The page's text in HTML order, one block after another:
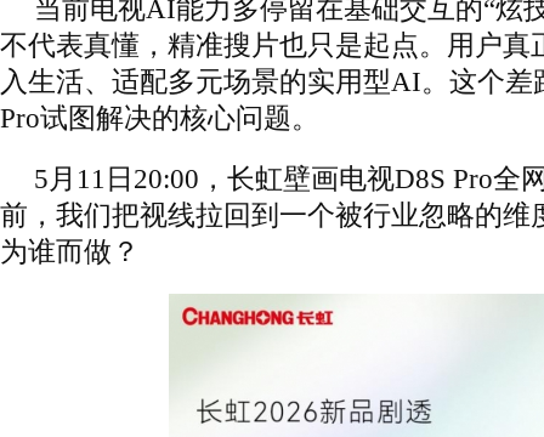
当前电视AI能力多停留在基础交互的“
不代表真懂，精准搜片也只是起点。用户真
入生活、适配多元场景的实用型AI。这个差
Pro试图解决的核心问题。
5月11日20:00，长虹壁画电视D8S Pro全
前，我们把视线拉回到一个被行业忽略的
为谁而做？